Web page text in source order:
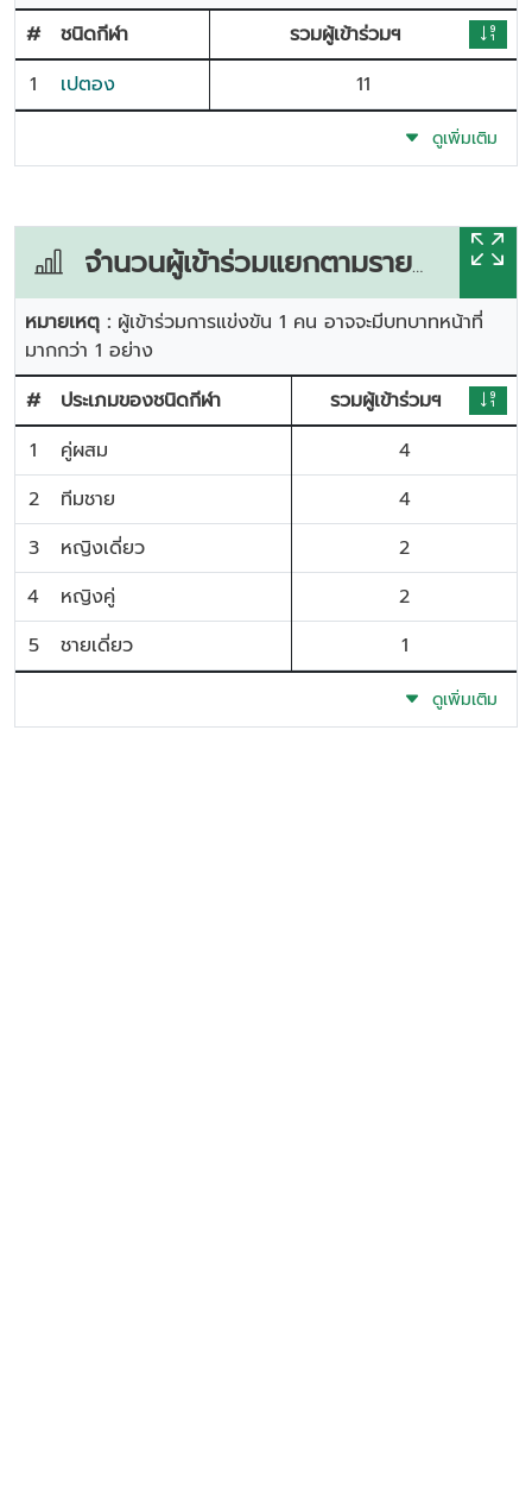
#
ชนิดกีฬา
รวมผู้เข้าร่วมฯ
1
เปตอง 11
ดูเพิ่มเติม
จำนวนผู้เข้าร่วมแยกตามรายการแข่งขัน
หมายเหตุ : ผู้เข้าร่วมการแข่งขัน 1 คน อาจจะมีบทบาทหน้าที่
มากกว่า 1 อย่าง
#
ประเภมของชนิดกีฬา
รวมผู้เข้าร่วมฯ
1
คู่ผสม
4
2
ทีมชาย
4
3
หญิงเดี่ยว
2
4
หญิงคู่
2
5
ชายเดี่ยว 1
ดูเพิ่มเติม